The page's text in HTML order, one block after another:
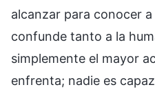
alcanzar para conocer
confunde tanto a la
simplemente el mayor
enfrenta; nadie es